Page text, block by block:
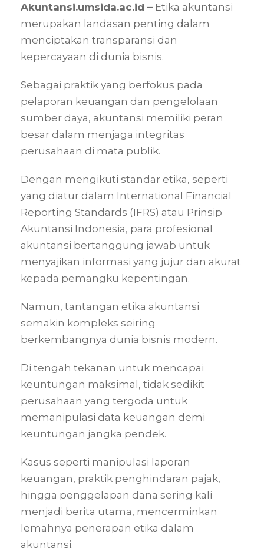
Akuntansi.umsida.ac.id – Etika akuntansi
merupakan landasan penting dalam
menciptakan transparansi dan
kepercayaan di dunia bisnis.
Sebagai praktik yang berfokus pada
pelaporan keuangan dan pengelolaan
sumber daya, akuntansi memiliki peran
besar dalam menjaga integritas
perusahaan di mata publik.
Dengan mengikuti standar etika, seperti
yang diatur dalam International Financial
Reporting Standards (IFRS) atau Prinsip
Akuntansi Indonesia, para profesional
akuntansi bertanggung jawab untuk
menyajikan informasi yang jujur dan akurat
kepada pemangku kepentingan.
Namun, tantangan etika akuntansi
semakin kompleks seiring
berkembangnya dunia bisnis modern.
Di tengah tekanan untuk mencapai
keuntungan maksimal, tidak sedikit
perusahaan yang tergoda untuk
memanipulasi data keuangan demi
keuntungan jangka pendek.
Kasus seperti manipulasi laporan
keuangan, praktik penghindaran pajak,
hingga penggelapan dana sering kali
menjadi berita utama, mencerminkan
lemahnya penerapan etika dalam
akuntansi.